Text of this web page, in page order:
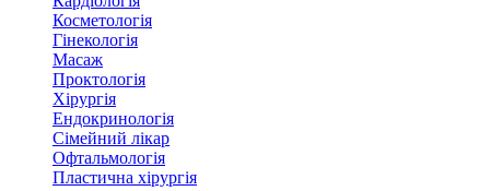
Косметологія
Гінекологія
Масаж
Проктологія
Хірургія
Ендокринологія
Сімейний лікар
Офтальмологія
Пластична хірургія